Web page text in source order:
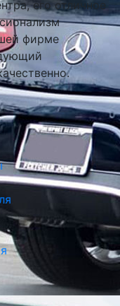
его отличное
фирме